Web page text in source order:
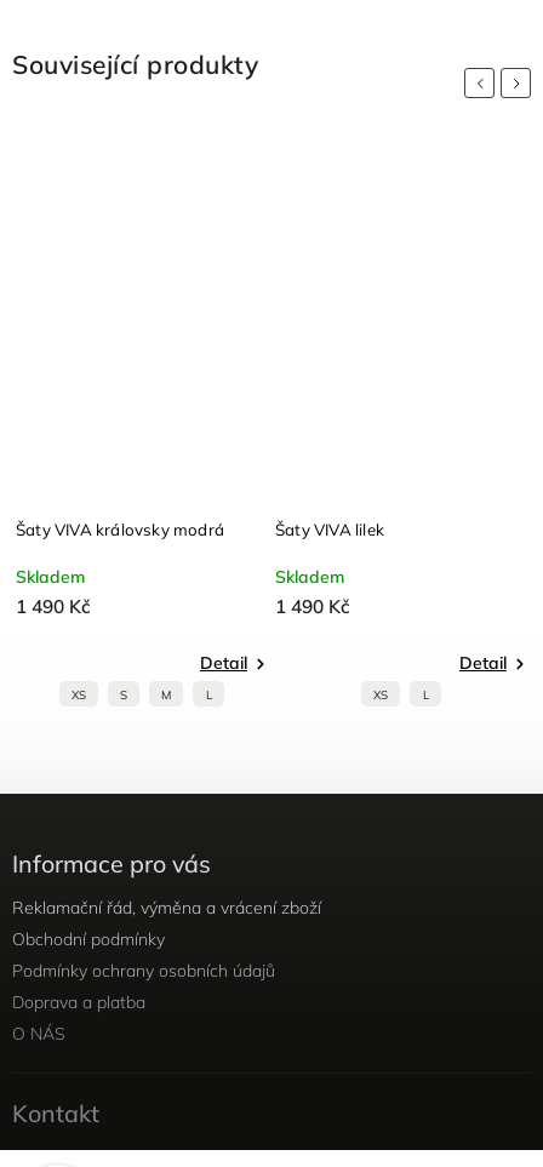
Související produkty
Previous
Šaty VIVA královsky modrá
Skladem
1 490 Kč
Detail
XS S M L
Šaty VIVA lilek
Skladem
1 490 Kč
Detail
XS L
Next
Informace pro vás
Reklamační řád, výměna a vrácení zboží
Obchodní podmínky
Podmínky ochrany osobních údajů
Doprava a platba
O NÁS
Kontakt
info@yellowviolet.cz